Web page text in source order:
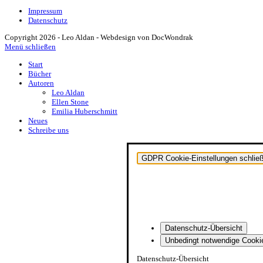
Impressum
Datenschutz
Copyright 2026 - Leo Aldan - Webdesign von DocWondrak
Menü schließen
Start
Bücher
Autoren
Leo Aldan
Ellen Stone
Emilia Huberschmitt
Neues
Schreibe uns
GDPR Cookie-Einstellungen
Datenschutz-Übersicht
Unbedingt notwendige
Datenschutz-Übersicht